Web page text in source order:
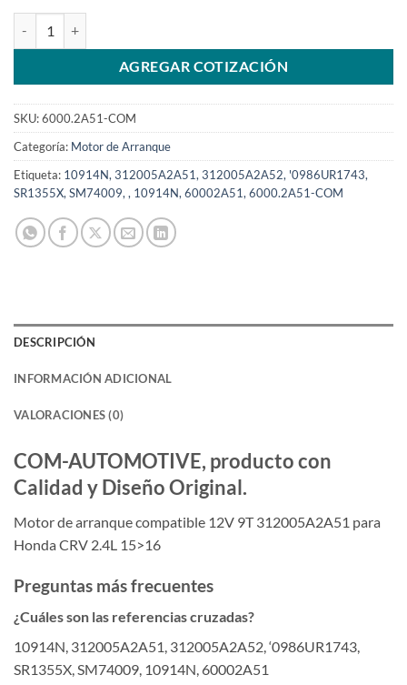
AGREGAR COTIZACIÓN
SKU:6000.2A51-COM
Categoría: Motor de Arranque
Etiqueta: 10914N, 312005A2A51, 312005A2A52, '0986UR1743,
SR1355X, SM74009, , 10914N, 60002A51, 6000.2A51-COM
DESCRIPCIÓN
INFORMACIÓN ADICIONAL
VALORACIONES (0)
COM-AUTOMOTIVE, producto con
Calidad y Diseño Original.
Motor de arranque compatible 12V 9T 312005A2A51 para
Honda CRV 2.4L 15>16
Preguntas más frecuentes
¿Cuáles son las referencias cruzadas?
10914N, 312005A2A51, 312005A2A52, ‘0986UR1743,
SR1355X, SM74009, 10914N, 60002A51